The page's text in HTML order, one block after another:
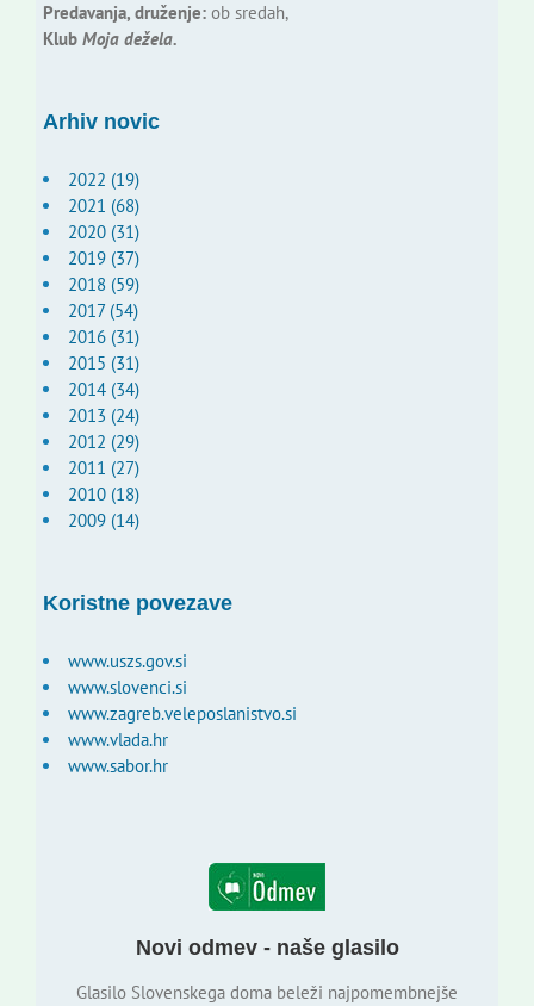
Predavanja, druženje:ob sredah,
Klub Moja dežela.
Arhiv novic
2022 (19)
2021 (68)
2020 (31)
2019 (37)
2018 (59)
2017 (54)
2016 (31)
2015 (31)
2014 (34)
2013 (24)
2012 (29)
2011 (27)
2010 (18)
2009 (14)
Koristne povezave
www.uszs.gov.si
www.slovenci.si
www.zagreb.veleposlanistvo.si
www.vlada.hr
www.sabor.hr
Novi odmev - naše glasilo
Glasilo Slovenskega doma beleži najpomembnejše